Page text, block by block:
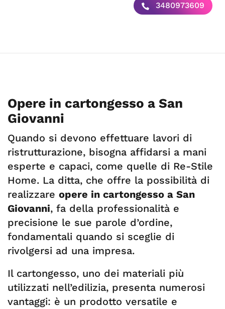
3480973609
Opere in cartongesso a San
Giovanni
Quando si devono effettuare lavori di
ristrutturazione, bisogna affidarsi a mani
esperte e capaci, come quelle di Re-Stile
Home. La ditta, che offre la possibilità di
realizzare opere in cartongesso a San
Giovanni, fa della professionalità e
precisione le sue parole d’ordine,
fondamentali quando si sceglie di
rivolgersi ad una impresa.
Il cartongesso, uno dei materiali più
utilizzati nell’edilizia, presenta numerosi
vantaggi: è un prodotto versatile e